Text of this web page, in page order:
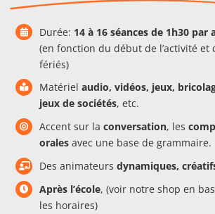
Durée: 14 à 16séancesde 1h30 par
(en fonction du début de l’activité et
fériés)
Matériel audio, vidéos, jeux,
jeux de sociétés, etc.
Accent sur la conversation, les
oralesavec une base de grammaire.
Des animateurs dynamiques,
Après l’école, (voir notre shop en
les horaires)